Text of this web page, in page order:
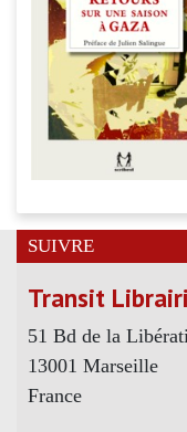
SUIVRE
Transit
51 Bd de la
13001 Marseille
France